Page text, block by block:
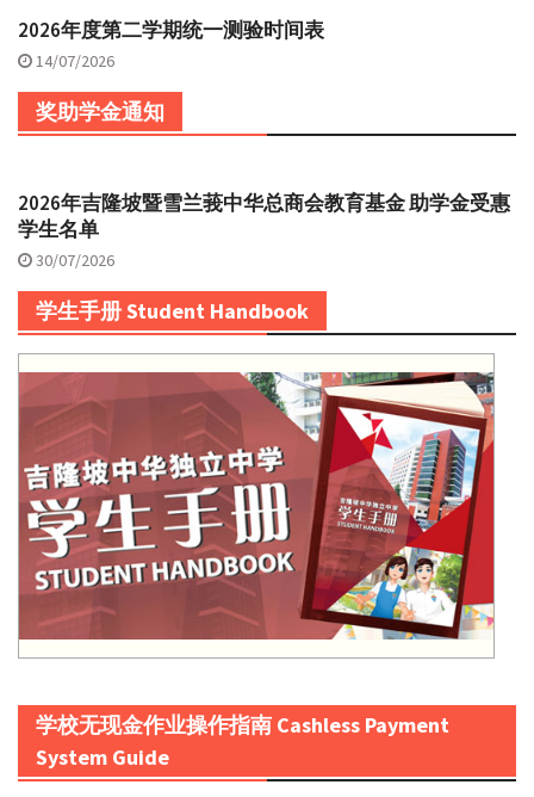
2026年度第二学期统一测验时间表
14/07/2026
奖助学金通知
2026年吉隆坡暨雪兰莪中华总商会教育基金 助学金受惠
学生名单
30/07/2026
学生手册 Student Handbook
学校无现金作业操作指南 Cashless Payment
System Guide